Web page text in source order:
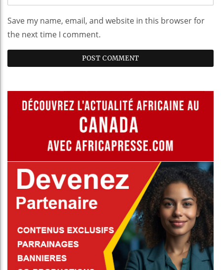
Save my name, email, and website in this browser for
the next time I comment.